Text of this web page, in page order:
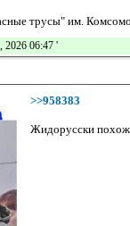
трусы" им.
2026 06:47 '
>>958383
Жидорусски